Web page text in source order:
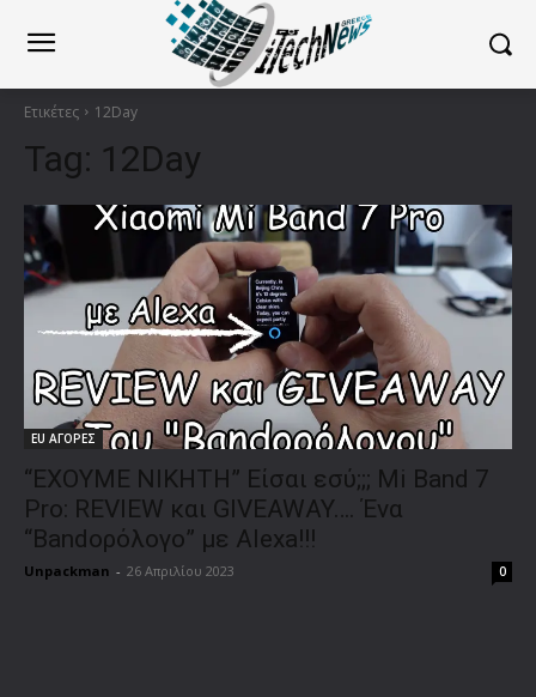
Ετικέτες 12Day
Tag: 12Day
EU ΑΓΟΡΕΣ
“ΕΧΟΥΜΕ ΝΙΚΗΤΗ” Είσαι εσύ;;; Mi Band 7
Pro: REVIEW και GIVEAWAY…. Ένα
“Bandορόλογο” με Alexa!!!
Unpackman - 26 Απριλίου 2023 0